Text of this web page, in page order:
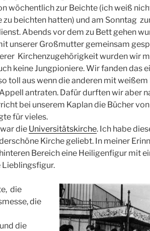
wöchentlich zur Beichte (ich weiß
zu beichten hatten) und am Sonntag
Abends vor dem zu Bett gehen
unserer Großmutter gemeinsam
Kirchenzugehörigkeit wurden wir
keine Jungpioniere. Wir fanden das
toll aus wenn die anderen mit
antraten. Dafür durften wir aber
bei unserem Kaplan die Bücher
für vieles.
die Universitätskirche. Ich habe
Kirche geliebt. In meiner
Bereich eine Heiligenfigur mit
Lieblingsfigur.
die
die
die